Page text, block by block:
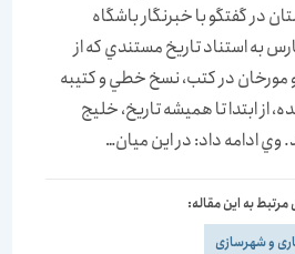
گفتگو با خبرنگار باشگاه
به استناد تاريخ مستندي كه از
در كتب، نسخ خطي و كتيبه
ابتدا تا هميشه تاريخ، خليج
ادامه داد: در اين ميان…
به این مقاله:
و شهرسازی